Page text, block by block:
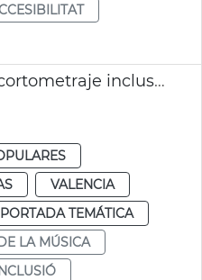
Balance asistentes cortometraje inclusivo en el Palau
VALENCIA
TEMÁTICA
LA MÚSICA